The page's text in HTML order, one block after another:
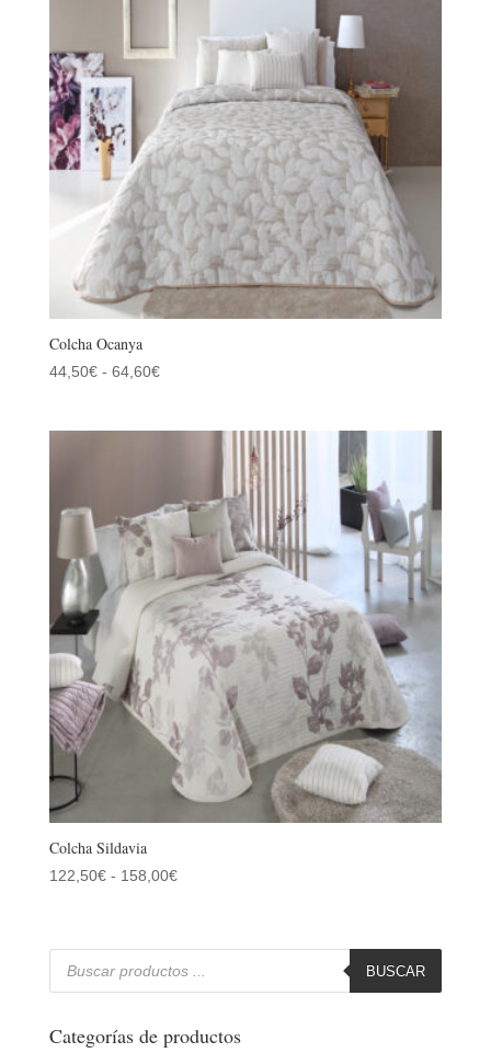
Colcha Ocanya
44,50€ - 64,60€Rango
hasta
64,60€
Colcha Sildavia
122,50€ - 158,00€Rango
desde
122,50€
Búsqueda
BUSCAR
Categorías de productos